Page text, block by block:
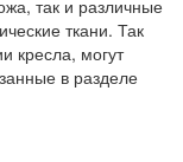
так и различные
ткани. Так
кресла, могут
в разделе